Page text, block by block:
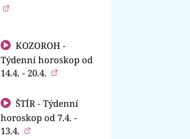
KOZOROH -
Týdenní horoskop od
14.4. - 20.4.
ŠTÍR - Týdenní
horoskop od 7.4. -
13.4.